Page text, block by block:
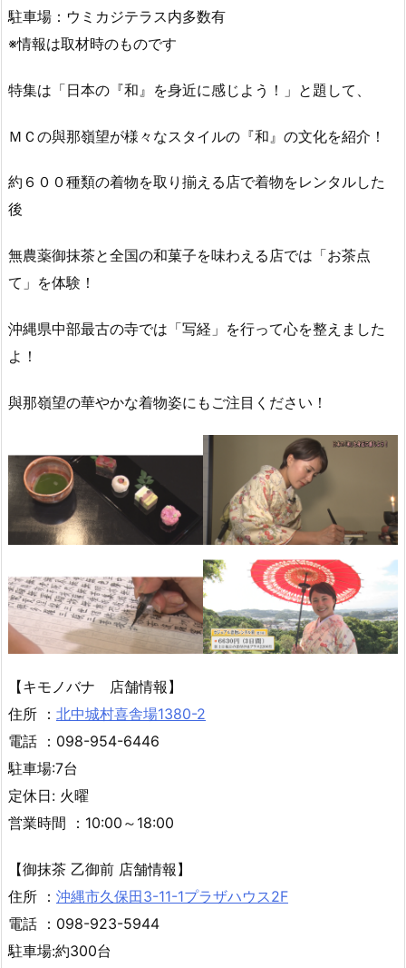
駐車場：ウミカジテラス内多数有
※情報は取材時のものです
特集は「日本の『和』を身近に感じよう！」と題して、
ＭＣの與那嶺望が様々なスタイルの『和』の文化を紹介！
約６００種類の着物を取り揃える店で着物をレンタルした
後
無農薬御抹茶と全国の和菓子を味わえる店では「お茶点
て」を体験！
沖縄県中部最古の寺では「写経」を行って心を整えました
よ！
與那嶺望の華やかな着物姿にもご注目ください！
【キモノバナ 店舗情報】
住所 ： 北中城村喜舎場1380-2
電話 ：098-954-6446
駐車場:7台
定休日: 火曜
営業時間 ：10:00～18:00
【御抹茶 乙御前 店舗情報】
住所 ： 沖縄市久保田3-11-1プラザハウス2F
電話 ：098-923-5944
駐車場:約300台